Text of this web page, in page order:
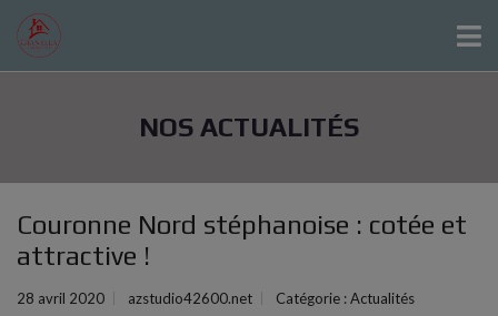
NOS ACTUALITÉS
Couronne Nord stéphanoise : cotée et
attractive !
28 avril 2020 azstudio42600.net Catégorie :Actualités